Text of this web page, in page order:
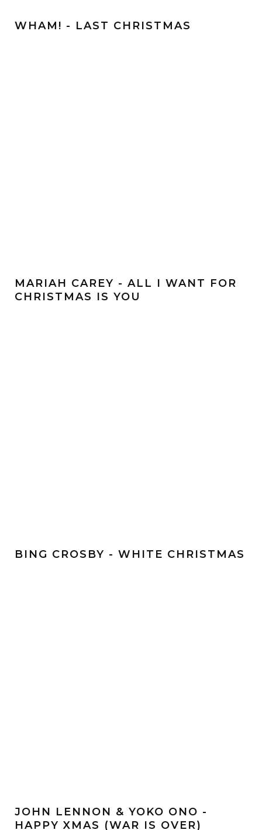
WHAM! - LAST CHRISTMAS
MARIAH CAREY - ALL I WANT FOR
CHRISTMAS IS YOU
BING CROSBY - WHITE CHRISTMAS
JOHN LENNON & YOKO ONO -
HAPPY XMAS (WAR IS OVER)